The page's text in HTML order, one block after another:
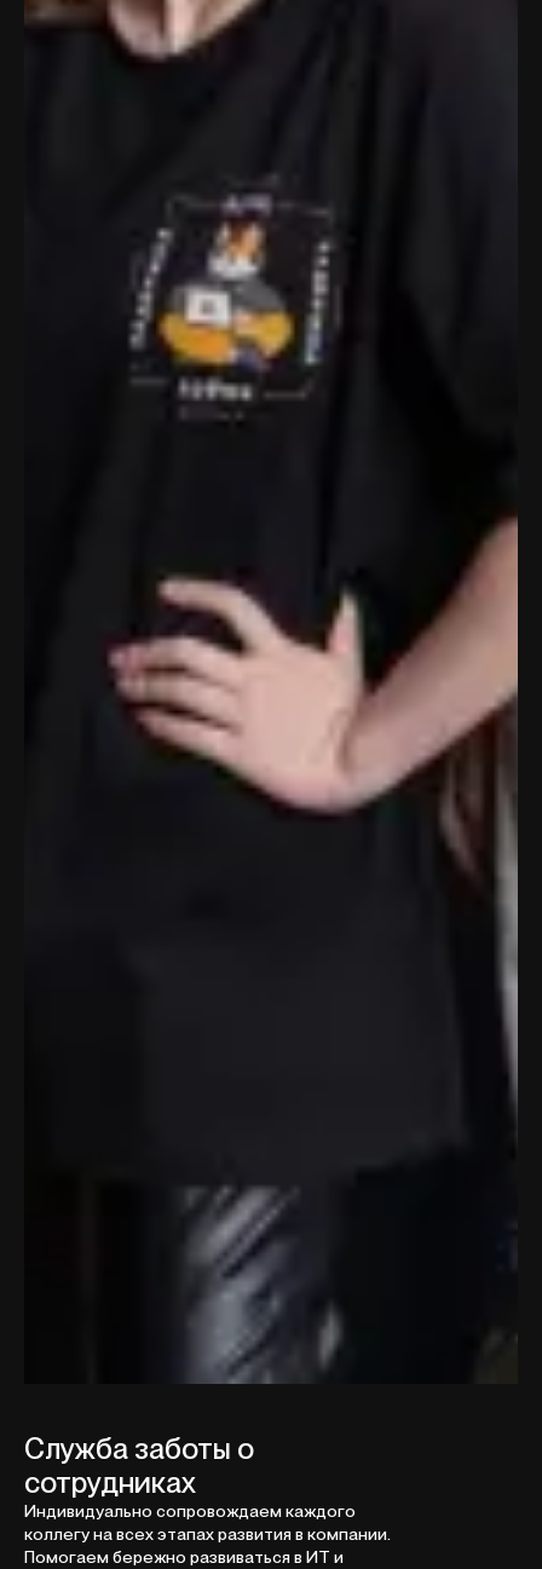
Служба заботы о
сотрудниках
Индивидуально сопровождаем каждого
коллегу на всех этапах развития в компании.
Помогаем бережно развиваться в ИТ и